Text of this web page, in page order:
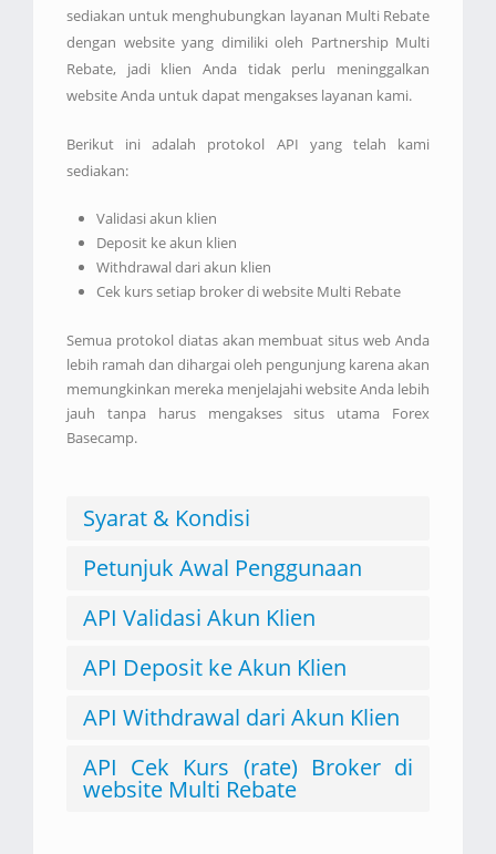
sediakan untuk menghubungkan layanan Multi Rebate
dengan website yang dimiliki oleh Partnership Multi
Rebate, jadi klien Anda tidak perlu meninggalkan
website Anda untuk dapat mengakses layanan kami.
Berikut ini adalah protokol API yang telah kami
sediakan:
Validasi akun klien
Deposit ke akun klien
Withdrawal dari akun klien
Cek kurs setiap broker di website Multi Rebate
Semua protokol diatas akan membuat situs web Anda
lebih ramah dan dihargai oleh pengunjung karena akan
memungkinkan mereka menjelajahi website Anda lebih
jauh tanpa harus mengakses situs utama Forex
Basecamp.
Syarat & Kondisi
Petunjuk Awal Penggunaan
API Validasi Akun Klien
API Deposit ke Akun Klien
API Withdrawal dari Akun Klien
API Cek Kurs (rate) Broker di
website Multi Rebate